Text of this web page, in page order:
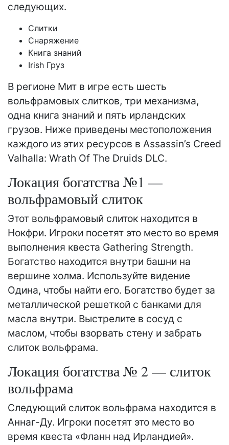
следующих.
Слитки
Снаряжение
Книга знаний
Irish Груз
В регионе Мит в игре есть шесть
вольфрамовых слитков, три механизма,
одна книга знаний и пять ирландских
грузов. Ниже приведены местоположения
каждого из этих ресурсов в Assassin’s Creed
Valhalla: Wrath Of The Druids DLC.
Локация богатства №1 —
вольфрамовый слиток
Этот вольфрамовый слиток находится в
Нокфри. Игроки посетят это место во время
выполнения квеста Gathering Strength.
Богатство находится внутри башни на
вершине холма. Используйте видение
Одина, чтобы найти его. Богатство будет за
металлической решеткой с банками для
масла внутри. Выстрелите в сосуд с
маслом, чтобы взорвать стену и забрать
слиток вольфрама.
Локация богатства № 2 — слиток
вольфрама
Следующий слиток вольфрама находится в
Аннаг-Ду. Игроки посетят это место во
время квеста «Фланн над Ирландией».